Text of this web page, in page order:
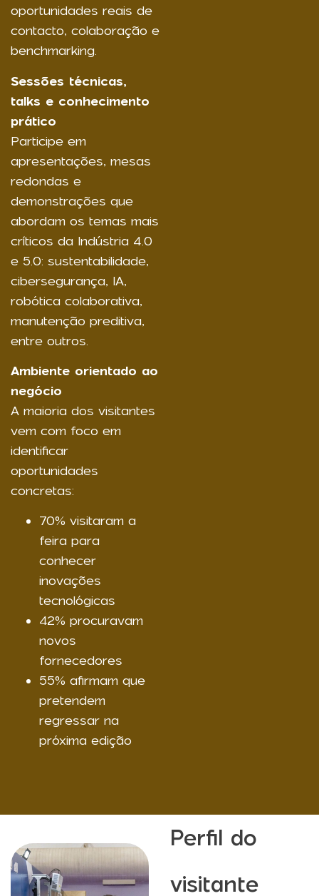
oportunidades reais de
contacto, colaboração e
benchmarking.
Sessões técnicas,
talks e conhecimento
prático
Participe em
apresentações, mesas
redondas e
demonstrações que
abordam os temas mais
críticos da Indústria 4.0
e 5.0: sustentabilidade,
cibersegurança, IA,
robótica colaborativa,
manutenção preditiva,
entre outros.
Ambiente orientado ao
negócio
A maioria dos visitantes
vem com foco em
identificar
oportunidades
concretas:
70% visitaram a
feira para
conhecer
inovações
tecnológicas
42% procuravam
novos
fornecedores
55% afirmam que
pretendem
regressar na
próxima edição
Perfil do
visitante